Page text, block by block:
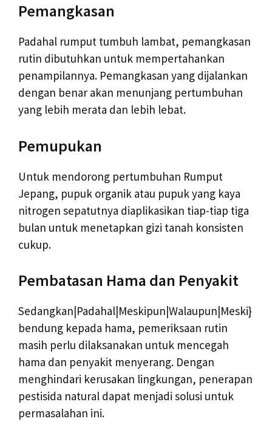
Pemangkasan
Padahal rumput tumbuh lambat, pemangkasan
rutin dibutuhkan untuk mempertahankan
penampilannya. Pemangkasan yang dijalankan
dengan benar akan menunjang pertumbuhan
yang lebih merata dan lebih lebat.
Pemupukan
Untuk mendorong pertumbuhan Rumput
Jepang, pupuk organik atau pupuk yang kaya
nitrogen sepatutnya diaplikasikan tiap-tiap tiga
bulan untuk menetapkan gizi tanah konsisten
cukup.
Pembatasan Hama dan Penyakit
Sedangkan|Padahal|Meskipun|Walaupun|Meski}
bendung kepada hama, pemeriksaan rutin
masih perlu dilaksanakan untuk mencegah
hama dan penyakit menyerang. Dengan
menghindari kerusakan lingkungan, penerapan
pestisida natural dapat menjadi solusi untuk
permasalahan ini.